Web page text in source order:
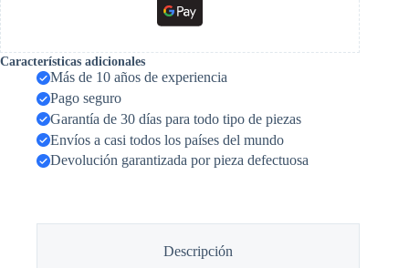
Características adicionales
Más de 10 años de experiencia
Pago seguro
Garantía de 30 días para todo tipo de piezas
Envíos a casi todos los países del mundo
Devolución garantizada por pieza defectuosa
Descripción